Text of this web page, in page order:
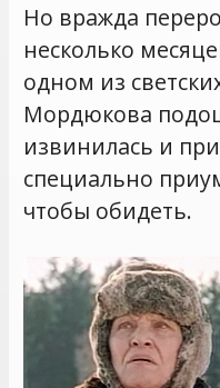
Но вражда
несколько
одном из
Мордюкова
извинилась и
специально
чтобы обидеть.